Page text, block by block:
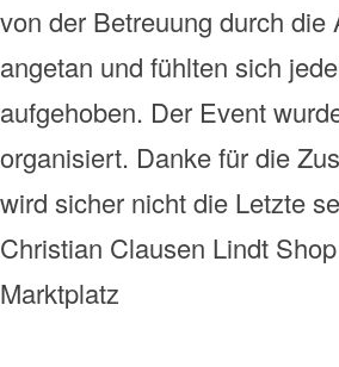
von der Betreuung durch die
angetan und fühlten sich
aufgehoben. Der Event
organisiert. Danke für die
wird sicher nicht die Letzte
Christian Clausen Lindt
Marktplatz